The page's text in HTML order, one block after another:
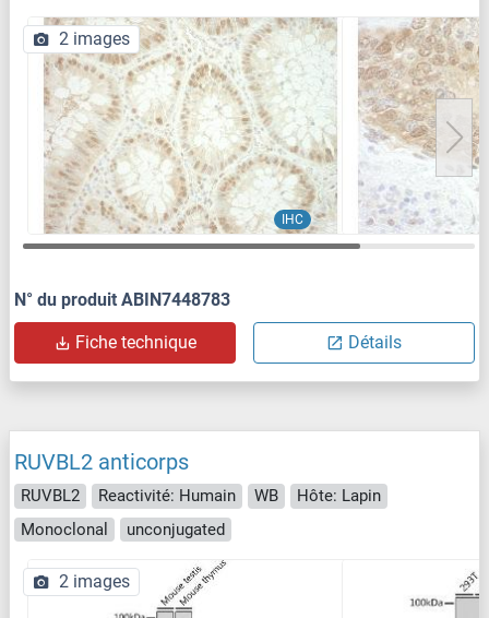
IHC
2 images
N° du produit ABIN7448783
Fiche technique Détails
RUVBL2 anticorps
RUVBL2 Reactivité: Humain WB
Hôte: Lapin
Monoclonal
unconjugated
2 images